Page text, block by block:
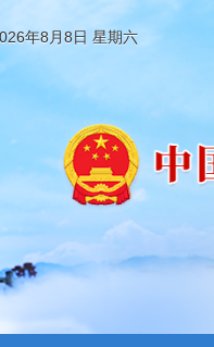
年8月8日 星期六